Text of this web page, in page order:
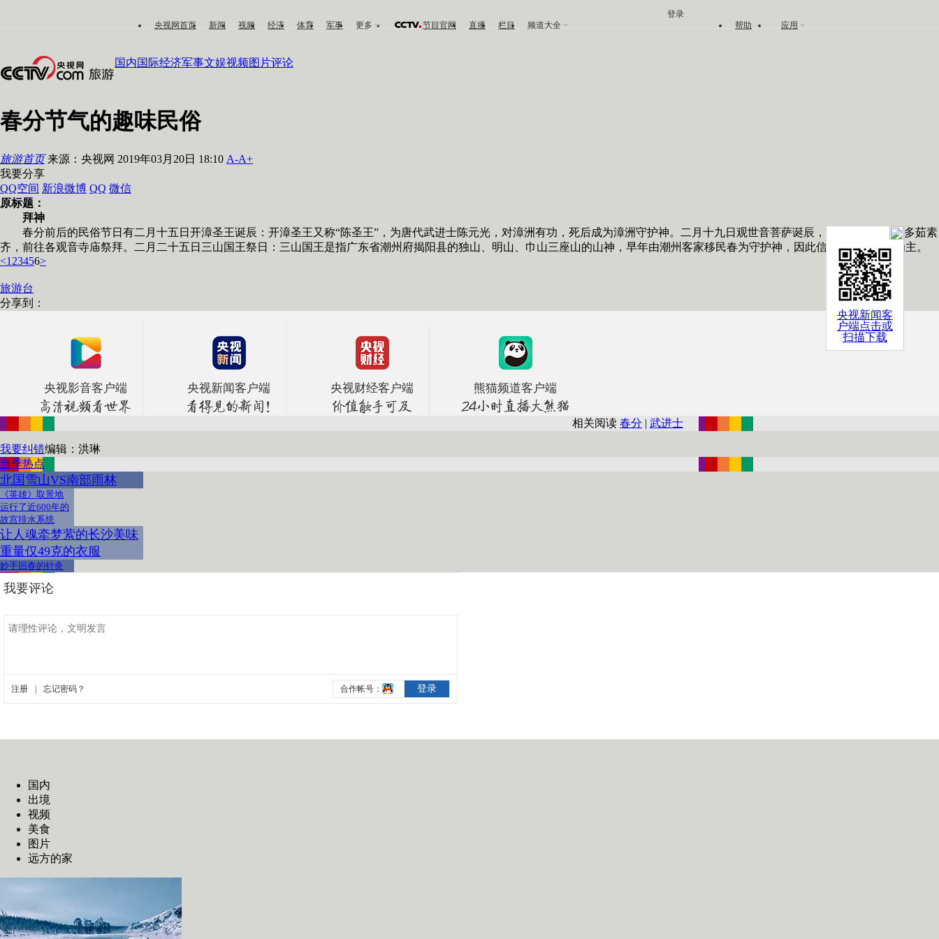
央视新闻客
户端点击或
扫描下载
央视网首页 新闻 视频 经济 体育 军事 更多 节目官网 直播 栏目 频道大全 帮助 应用
登录
国内国际经济军事文娱视频图片评论
春分节气的趣味民俗
旅游首页 来源：央视网 2019年03月20日 18:10 A-A+
我要分享
QQ空间 新浪微博 QQ 微信
原标题：
拜神
春分前后的民俗节日有二月十五日开漳圣王诞辰：开漳圣王又称“陈圣王”，为唐代武进士陈元光，对漳洲有功，死后成为漳洲守护神。二月十九日观世音菩萨诞辰，每逢诞辰，信徒多茹素
齐，前往各观音寺庙祭拜。二月二十五日三山国王祭日：三山国王是指广东省潮州府揭阳县的独山、明山、巾山三座山的山神，早年由潮州客家移民春为守护神，因此信徒以客籍人士为主。
<1 23456>
旅游台
分享到：
央视影音客户端 央视新闻客户端 央视财经客户端 熊猫频道客户端
相关阅读 春分 | 武进士
我要纠错编辑：洪琳
当季热点
北国雪山VS南部雨林
《英雄》取景地
运行了近600年的
故宫排水系统
让人魂牵梦萦的长沙美味
重量仅49克的衣服
妙手回春的针灸
国内
出境
视频
美食
图片
远方的家